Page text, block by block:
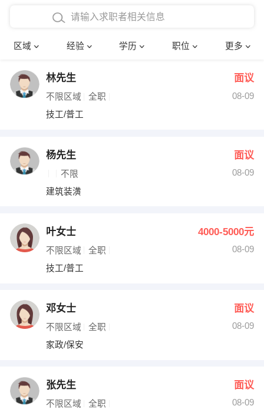
区域 经验 学历 职位 更多
在校学生工作经验
四年以上工作经验
五年以上工作经验
博士
文员
财务会计
网络IT
收银员
水电/机修
编辑
其他职位
确定
林先生 面议
不限区域 全职
08-09
技工/普工
杨先生 面议
不限
08-09
建筑装潢
叶女士 4000-5000元
不限区域 全职
08-09
技工/普工
邓女士 面议
不限区域 全职
08-09
家政/保安
张先生 面议
不限区域 全职
08-09